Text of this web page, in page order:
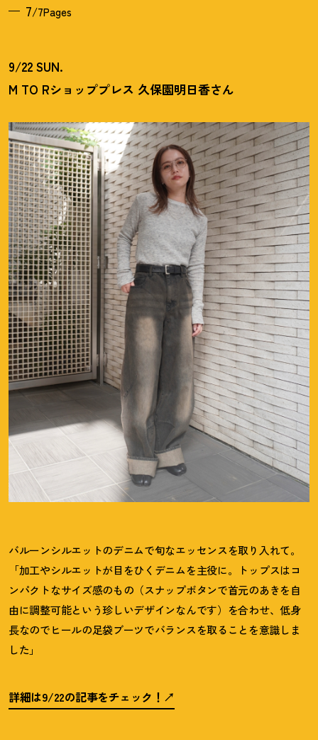
7/7Pages
9/22 SUN.
M TO Rショッププレス 久保園明日香さん
バルーンシルエットのデニムで旬なエッセンスを取り入れて。
「加工やシルエットが目をひくデニムを主役に。トップスはコ
ンパクトなサイズ感のもの（スナップボタンで首元のあきを自
由に調整可能という珍しいデザインなんです）を合わせ、低身
長なのでヒールの足袋ブーツでバランスを取ることを意識しま
した」
詳細は9/22の記事をチェック ！